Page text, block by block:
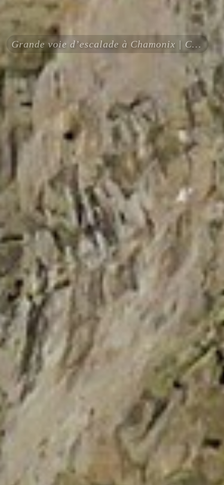
Grande voie d’escalade à Chamonix | Chapelle de la Glière